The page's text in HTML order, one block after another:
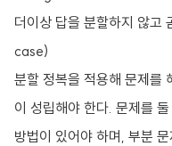
더이상 답을 분할하지 않고
case)
분할 정복을 적용해 문제를
이 성립해야 한다. 문제를
방법이 있어야 하며, 부분